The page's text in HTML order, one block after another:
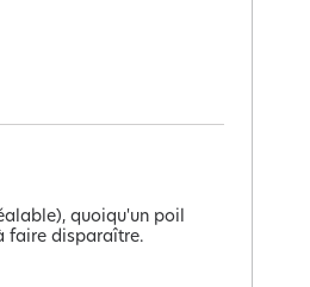
quoiqu'un poil
faire disparaître.